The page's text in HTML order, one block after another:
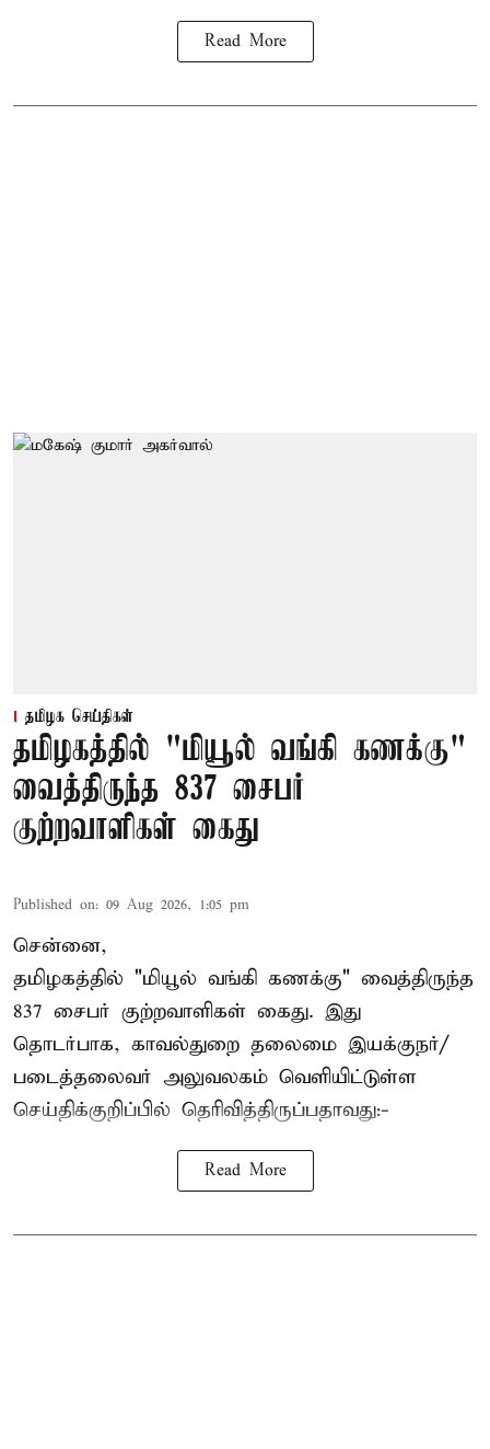
Read More
தமிழக செய்திகள்
தமிழகத்தில் "மியூல் வங்கி கணக்கு"
வைத்திருந்த 837 சைபர்
குற்றவாளிகள் கைது
Published on: 09 Aug 2026, 1:05 pm
சென்னை,
தமிழகத்தில் "மியூல் வங்கி கணக்கு" வைத்திருந்த
837 சைபர் குற்றவாளிகள் கைது. இது
தொடர்பாக, காவல்துறை தலைமை இயக்குநர்/
படைத்தலைவர் அலுவலகம் வெளியிட்டுள்ள
செய்திக்குறிப்பில் தெரிவித்திருப்பதாவது:-
Read More